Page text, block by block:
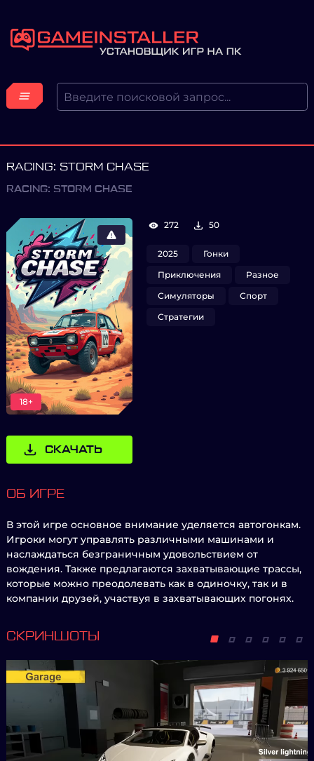
RACING: STORM CHASE
RACING: STORM CHASE
18+
СКАЧАТЬ
272 50
2025
Гонки
Приключения
Разное
Симуляторы
Спорт
Стратегии
ОБ ИГРЕ
В этой игре основное внимание уделяется автогонкам.
Игроки могут управлять различными машинами и
наслаждаться безграничным удовольствием от
вождения. Также предлагаются захватывающие трассы,
которые можно преодолевать как в одиночку, так и в
компании друзей, участвуя в захватывающих погонях.
СКРИНШОТЫ